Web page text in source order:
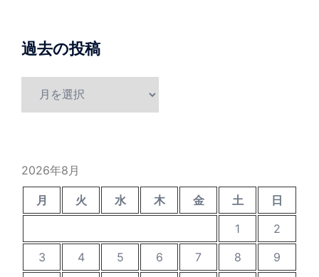
過去の投稿
2026年8月
月 火 水 木 金 土
日
1
2
3
4 5 6 7 8
9